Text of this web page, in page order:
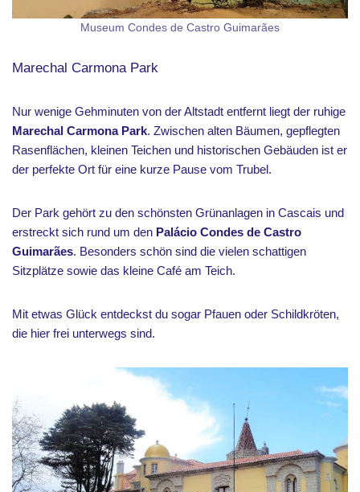
Museum Condes de Castro Guimarães
Marechal Carmona Park
Nur wenige Gehminuten von der Altstadt entfernt liegt der ruhige
Marechal Carmona Park. Zwischen alten Bäumen, gepflegten
Rasenflächen, kleinen Teichen und historischen Gebäuden ist er
der perfekte Ort für eine kurze Pause vom Trubel.
Der Park gehört zu den schönsten Grünanlagen in Cascais und
erstreckt sich rund um den Palácio Condes de Castro
Guimarães. Besonders schön sind die vielen schattigen
Sitzplätze sowie das kleine Café am Teich.
Mit etwas Glück entdeckst du sogar Pfauen oder Schildkröten,
die hier frei unterwegs sind.